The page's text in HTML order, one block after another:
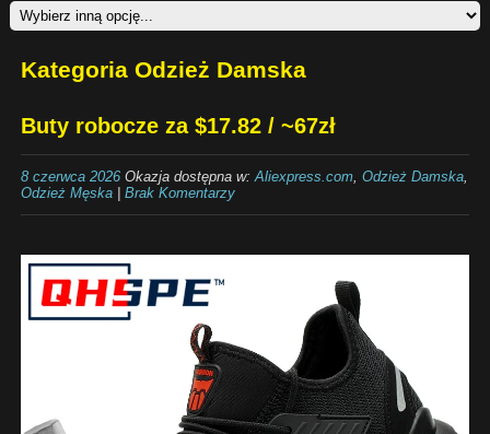
Kategoria Odzież Damska
Buty robocze za $17.82 / ~67zł
8 czerwca 2026Okazja dostępna w:Aliexpress.com, Odzież Damska,
Odzież Męska| Brak Komentarzy